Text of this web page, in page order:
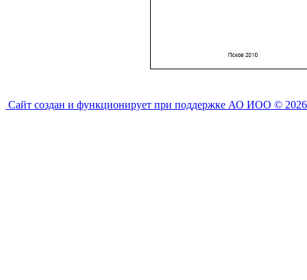
Сайт создан и функционирует при поддержке АО ИОО © 2026